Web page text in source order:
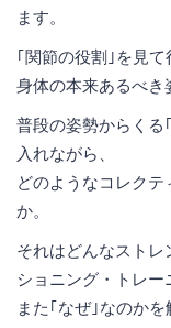
ます。
｢関節の役割｣を見て
身体の本来あるべき
普段の姿勢からくる
入れながら、
どのようなコレク
か。
それはどんなストレ
ショニング・トレー
また｢なぜ｣なのかを